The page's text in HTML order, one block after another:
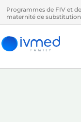
Programmes de FIV et de
maternité de substitution